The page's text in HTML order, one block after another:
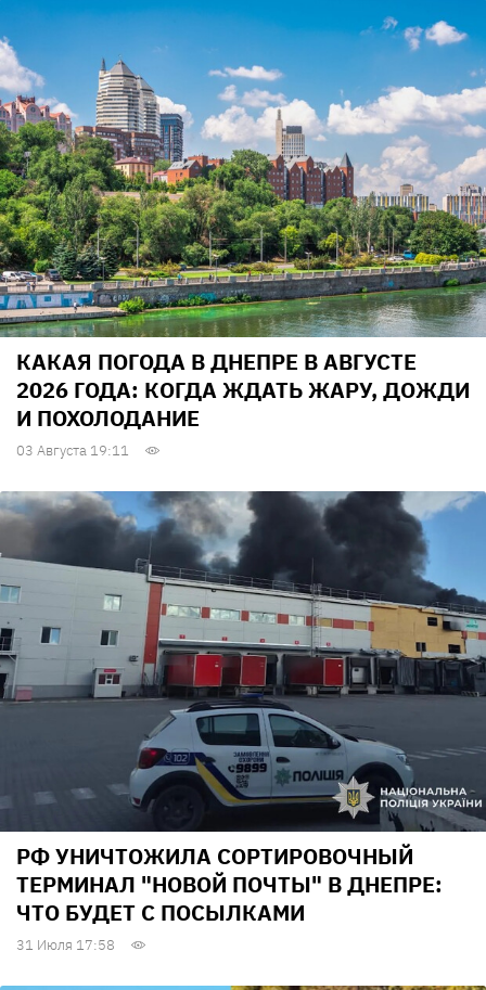
КАКАЯ ПОГОДА В ДНЕПРЕ В АВГУСТЕ
2026 ГОДА: КОГДА ЖДАТЬ ЖАРУ, ДОЖДИ
И ПОХОЛОДАНИЕ
03 Августа 19:11
РФ УНИЧТОЖИЛА СОРТИРОВОЧНЫЙ
ТЕРМИНАЛ "НОВОЙ ПОЧТЫ" В ДНЕПРЕ:
ЧТО БУДЕТ С ПОСЫЛКАМИ
31 Июля 17:58